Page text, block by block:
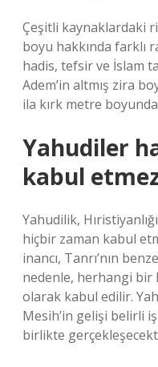
Çeşitli kaynaklardaki
boyu hakkında farklı
hadis, tefsir ve İslam
Adem’in altmış zira
ila kırk metre
Yahudiler
kabul
Yahudilik,
hiçbir zaman kabul
inancı, Tanrı’nın
nedenle, herhangi bir
olarak kabul edilir.
Mesih’in gelişi belirli
birlikte